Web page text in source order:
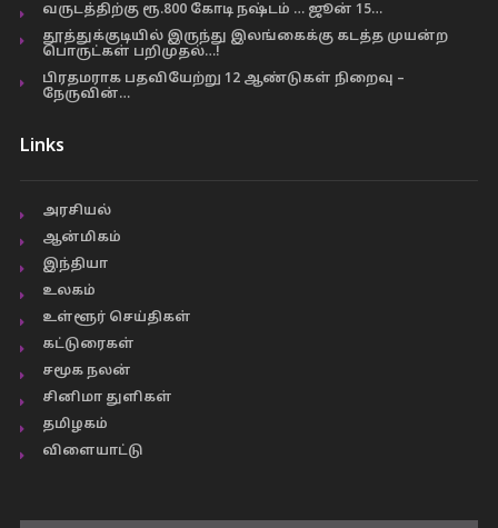
வருடத்திற்கு ரூ.800 கோடி நஷ்டம் … ஜூன் 15…
தூத்துக்குடியில் இருந்து இலங்கைக்கு கடத்த முயன்ற
பொருட்கள் பறிமுதல்…!
பிரதமராக பதவியேற்று 12 ஆண்டுகள் நிறைவு –
நேருவின்…
Links
அரசியல்
ஆன்மிகம்
இந்தியா
உலகம்
உள்ளூர் செய்திகள்
கட்டுரைகள்
சமூக நலன்
சினிமா துளிகள்
தமிழகம்
விளையாட்டு